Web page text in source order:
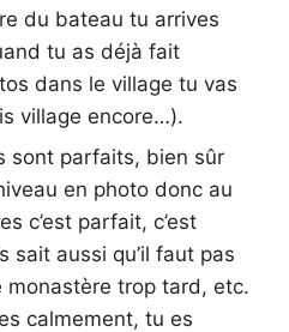
du bateau tu arrives
tu as déjà fait
dans le village tu vas
village encore…).
sont parfaits, bien sûr
en photo donc au
c’est parfait, c’est
sait aussi qu’il faut pas
monastère trop tard, etc.
calmement, tu es